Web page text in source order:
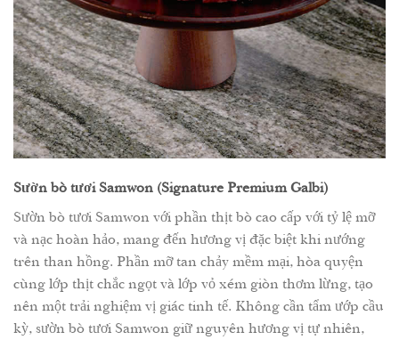
Sườn bò tươi Samwon (Signature Premium Galbi)
Sườn bò tươi Samwon với phần thịt bò cao cấp với tỷ lệ mỡ
và nạc hoàn hảo, mang đến hương vị đặc biệt khi nướng
trên than hồng. Phần mỡ tan chảy mềm mại, hòa quyện
cùng lớp thịt chắc ngọt và lớp vỏ xém giòn thơm lừng, tạo
nên một trải nghiệm vị giác tinh tế. Không cần tẩm ướp cầu
kỳ, sườn bò tươi Samwon giữ nguyên hương vị tự nhiên,